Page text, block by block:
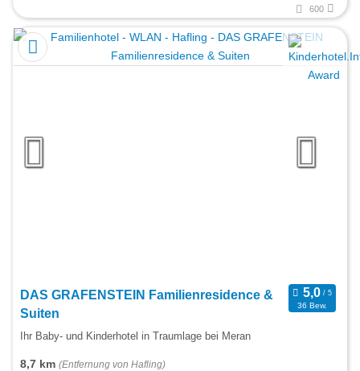
600
DAS GRAFENSTEIN Familienresidence &
Suiten
36 Bew.
Ihr Baby- und Kinderhotel in Traumlage bei Meran
8,7 km (Entfernung von Hafling)